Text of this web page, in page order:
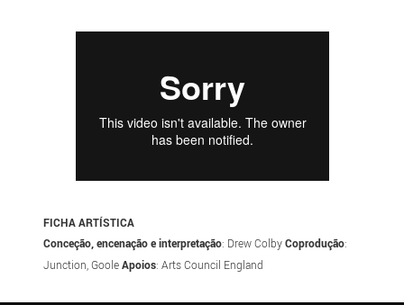
FICHA ARTÍSTICA
Conceção, encenação e interpretação: Drew ColbyCoprodução:
Junction, GooleApoios: Arts Council England